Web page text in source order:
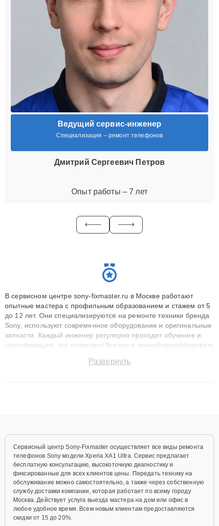
Ведущий сервис-инженер
Специализация – ремонт телефонов
Дмитрий Сергеевич Петров
Опыт работы – 7 лет
В сервисном центре sony-fixmaster.ru в Москве работают
опытные мастера с профильным образованием и стажем от 5
до 12 лет. Они специализируются на ремонте техники бренда
Sony, используют современное оборудование и оригинальные
запчасти. Каждый инженер регулярно проходит обучение и
сертификацию, что позволяет быстро и точноdiagnostikировать
до 3 лет. Наши мастера решают сложные случаи: от замены
Развернуть
Сервисный центр Sony-Fixmaster осуществляет все виды ремонта
телефонов Sony модели Xperia XA1 Ultra. Сервис предлагает
бесплатную консультацию, высокоточную диагностику и
фиксированные для всех клиентов цены. Передать технику на
обслуживание можно самостоятельно, а также через собственную
службу доставки компании, которая работает по всему городу
Москва. Действует услуга выезда мастера на дом или офис в
любое удобное время. Всем новым клиентам предоставляются
скидки от 15 до 20%.